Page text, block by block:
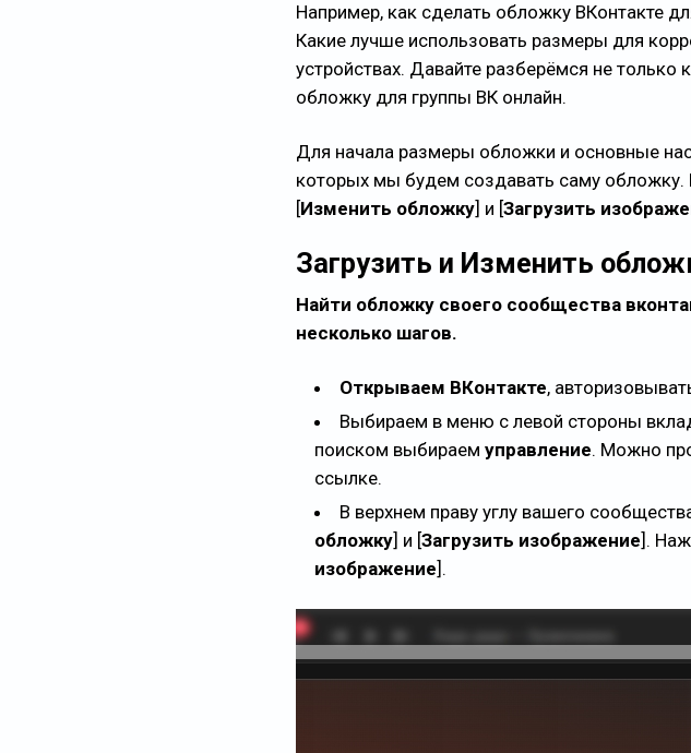
Например, как сделать обложку ВКонтакте
Какие лучше использовать размеры для
устройствах. Давайте разберёмся не только
обложку для группы ВК онлайн.
Для начала размеры обложки и основные
которых мы будем создавать саму обложку.
[Изменить обложку] и [Загрузить
Загрузить и Изменить
Найти обложку своего сообщества
несколько шагов.
Открываем ВКонтакте,
Выбираем в меню с левой стороны
поиском выбираем управление. Можно
ссылке.
В верхнем праву углу вашего
обложку] и [Загрузить изображение].
изображение].